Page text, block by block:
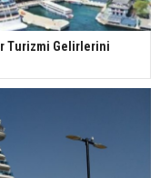
Turizmi Gelirlerini